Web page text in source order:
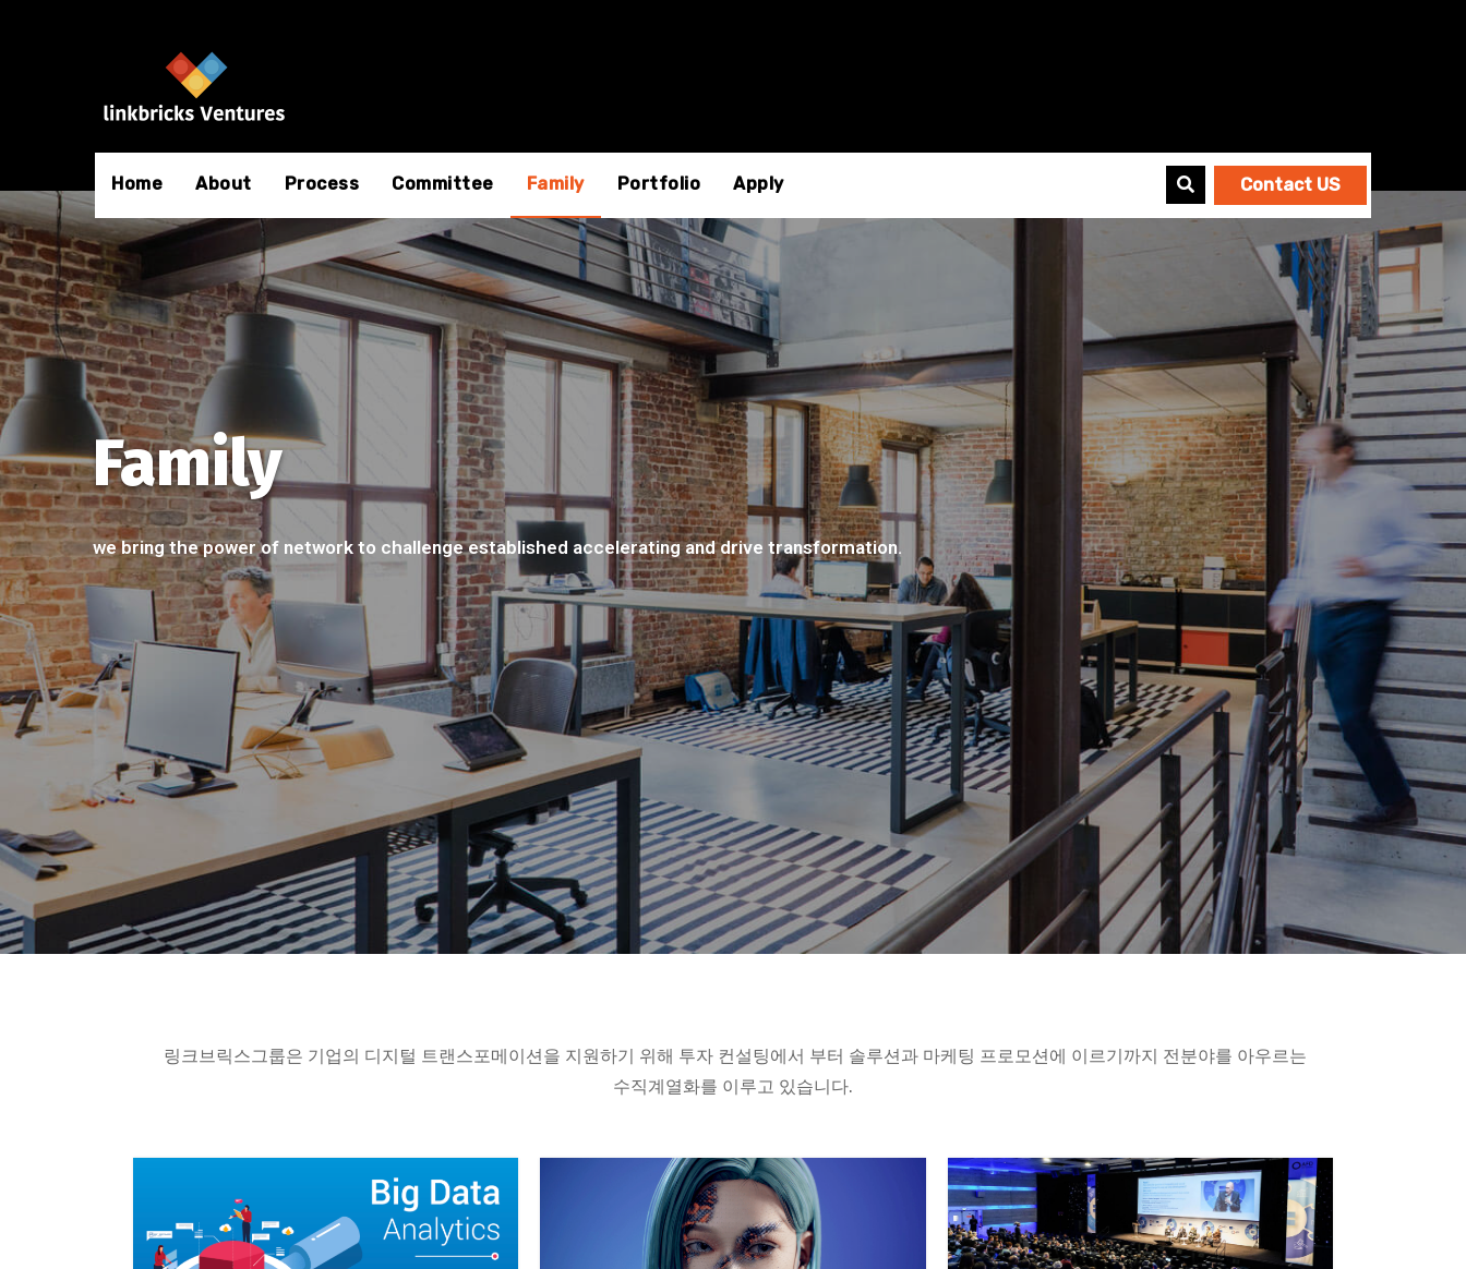
Home About Process Committee Family Portfolio Apply Contact US
Family
we bring the power of network to challenge established accelerating and drive transformation.
링크브릭스그룹은 기업의 디지털 트랜스포메이션을 지원하기 위해 투자 컨설팅에서 부터 솔루션과 마케팅 프로모션에 이르기까지 전분야를 아우르는
수직계열화를 이루고 있습니다.